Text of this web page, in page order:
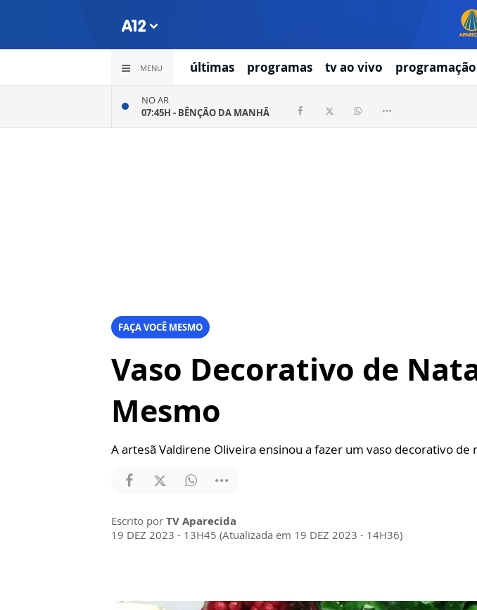
MENU últimas programas tv ao vivo programação
NO AR
07:45H - BÊNÇÃO DA MANHÃ
FAÇA VOCÊ MESMO
Vaso Decorativo de
Mesmo
A artesã Valdirene Oliveira ensinou a fazer um vaso decorativo de
Escrito por TV Aparecida
19 DEZ 2023 - 13H45 (Atualizada em 19 DEZ 2023 - 14H36)